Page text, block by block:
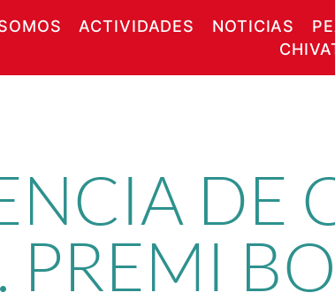
ACTIVIDADES NOTICIAS
DE
PREMI